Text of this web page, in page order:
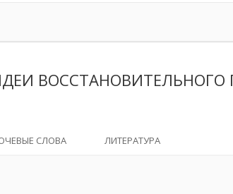
ВОССТАНОВИТЕЛЬНОГО
СЛОВА ЛИТЕРАТУРА